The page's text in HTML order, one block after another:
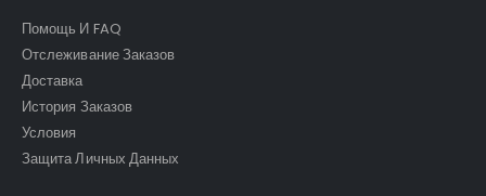
Помощь И FAQ
Отслеживание Заказов
Доставка
История Заказов
Условия
Защита Личных Данных